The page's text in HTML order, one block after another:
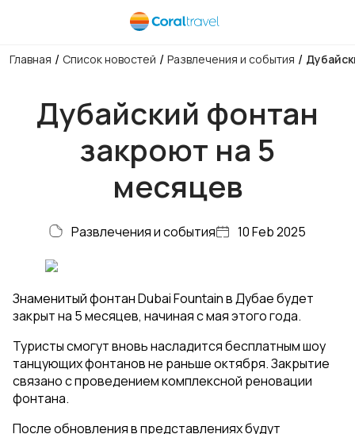
Главная / Список новостей / Развлечения и события /
Дубайский фонтан
закроют на 5
месяцев
Развлечения и события 10 Feb 2025
Знаменитый фонтан Dubai Fountain в Дубае будет
закрыт на 5 месяцев, начиная с мая этого года.
Туристы смогут вновь насладится бесплатным шоу
танцующих фонтанов не раньше октября. Закрытие
связано с проведением комплексной реновации
фонтана.
После обновления в представлениях будут